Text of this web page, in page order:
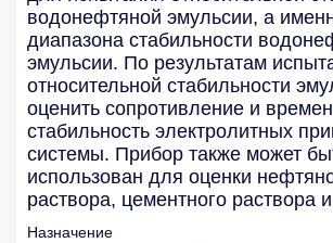
водонефтяной эмульсии, а
диапазона стабильности
эмульсии. По результатам
относительной стабильности
оценить сопротивление и
стабильность электролитных
системы. Прибор также может
использован для оценки
раствора, цементного раствора
Назначение